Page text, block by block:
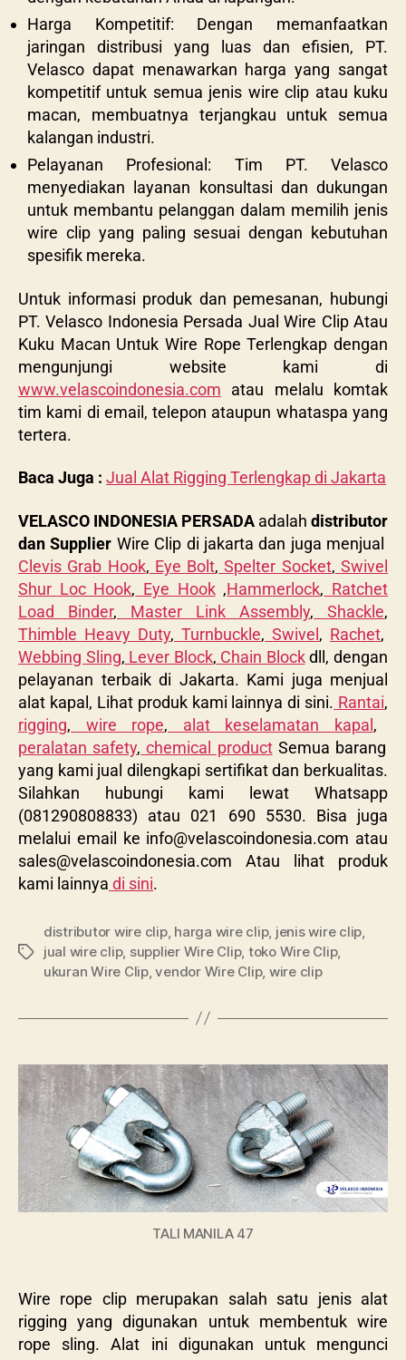
Harga Kompetitif: Dengan memanfaatkan
jaringan distribusi yang luas dan efisien, PT.
Velasco dapat menawarkan harga yang sangat
kompetitif untuk semua jenis wire clip atau kuku
macan, membuatnya terjangkau untuk semua
kalangan industri.
Pelayanan Profesional: Tim PT. Velasco
menyediakan layanan konsultasi dan dukungan
untuk membantu pelanggan dalam memilih jenis
wire clip yang paling sesuai dengan kebutuhan
spesifik mereka.
Untuk informasi produk dan pemesanan, hubungi
PT. Velasco Indonesia Persada Jual Wire Clip Atau
Kuku Macan Untuk Wire Rope Terlengkap dengan
mengunjungi website kami di
www.velascoindonesia.com atau melalu komtak
tim kami di email, telepon ataupun whataspa yang
tertera.
Baca Juga : Jual Alat Rigging Terlengkap di Jakarta
VELASCO INDONESIA PERSADA adalah distributor
dan Supplier Wire Clip di jakarta dan juga menjual
Clevis Grab Hook, Eye Bolt, Spelter Socket, Swivel
Shur Loc Hook, Eye Hook,Hammerlock, Ratchet
Load Binder, Master Link Assembly, Shackle,
Thimble Heavy Duty, Turnbuckle, Swivel, Rachet,
Webbing Sling, Lever Block, Chain Blockdll, dengan
pelayanan terbaik di Jakarta. Kami juga menjual
alat kapal, Lihat produk kami lainnya di sini. Rantai,
rigging, wire rope, alat keselamatan kapal,
peralatan safety, chemical productSemua barang
yang kami jual dilengkapi sertifikat dan berkualitas.
Silahkan hubungi kami lewat Whatsapp
(081290808833) atau 021 690 5530. Bisa juga
melalui email ke info@velascoindonesia.com atau
sales@velascoindonesia.com Atau lihat produk
kami lainnya di sini.
distributor wire clip, harga wire clip, jenis wire clip
jual wire clip, supplier Wire Clip, toko Wire Clip,
ukuran Wire Clip,vendor Wire Clip, wire clip
TALI MANILA 47
Wire rope clip merupakan salah satu jenis alat
rigging yang digunakan untuk membentuk wire
rope sling. Alat ini digunakan untuk mengunci